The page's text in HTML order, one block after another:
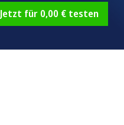
Jetzt für 0,00 € testen